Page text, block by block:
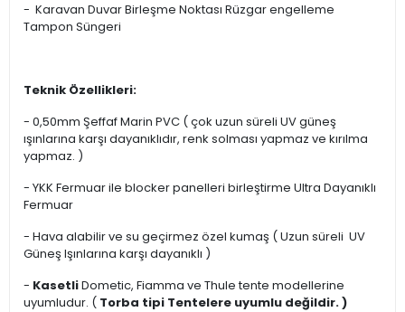
- Karavan Duvar Birleşme Noktası Rüzgar engelleme
Tampon Süngeri
Teknik Özellikleri:
- 0,50mm Şeffaf Marin PVC ( çok uzun süreli UV güneş
ışınlarına karşı dayanıklıdır, renk solması yapmaz ve kırılma
yapmaz. )
- YKK Fermuar ile blocker panelleri birleştirme Ultra Dayanıklı
Fermuar
- Hava alabilir ve su geçirmez özel kumaş ( Uzun süreli UV
Güneş Işınlarına karşı dayanıklı )
- KasetliDometic, Fiamma ve Thule tente modellerine
uyumludur. ( Torba tipi Tentelere uyumlu değildir. )